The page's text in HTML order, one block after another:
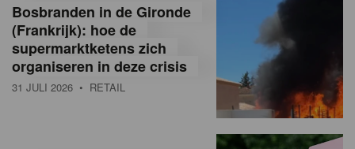
Bosbranden in de Gironde
(Frankrijk): hoe de
supermarktketens zich
organiseren in deze crisis
31 JULI 2026 • RETAIL